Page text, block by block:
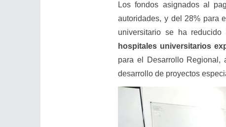
Los fondos asignados al
autoridades, y del 28% para
universitario se ha
hospitales universitarios
para el Desarrollo Regional,
desarrollo de proyectos